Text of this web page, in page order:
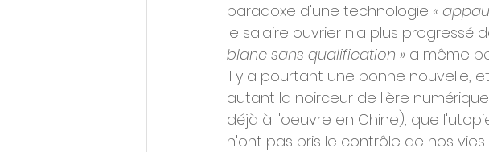
paradoxe d'une technologie «
le salaire ouvrier n'a plus progressé
blanc sans qualification » a même
Il y a pourtant une bonne nouvelle,
autant la noirceur de l'ère
déjà à l'oeuvre en Chine), que
n'ont pas pris le contrôle de nos